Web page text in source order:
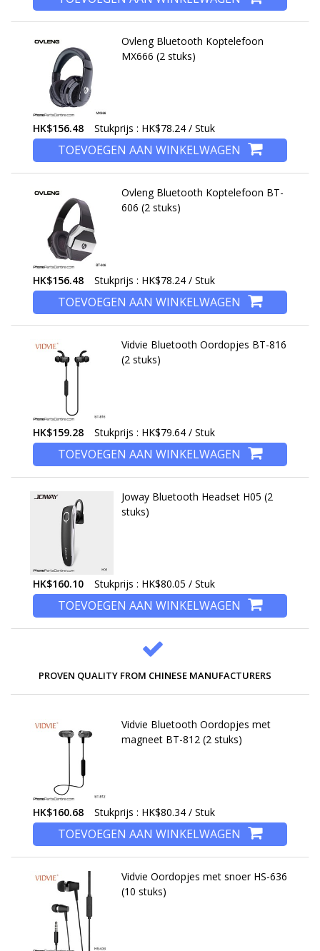
Ovleng Bluetooth Koptelefoon
MX666 (2 stuks)
HK$156.48 Stukprijs : HK$78.24 / Stuk
TOEVOEGEN AAN WINKELWAGEN
Ovleng Bluetooth Koptelefoon BT-
606 (2 stuks)
HK$156.48 Stukprijs : HK$78.24 / Stuk
TOEVOEGEN AAN WINKELWAGEN
Vidvie Bluetooth Oordopjes BT-816
(2 stuks)
HK$159.28 Stukprijs : HK$79.64 / Stuk
TOEVOEGEN AAN WINKELWAGEN
Joway Bluetooth Headset H05 (2
stuks)
HK$160.10 Stukprijs : HK$80.05 / Stuk
TOEVOEGEN AAN WINKELWAGEN
PROVEN QUALITY FROM CHINESE MANUFACTURERS
Vidvie Bluetooth Oordopjes met
magneet BT-812 (2 stuks)
HK$160.68 Stukprijs : HK$80.34 / Stuk
TOEVOEGEN AAN WINKELWAGEN
Vidvie Oordopjes met snoer HS-636
(10 stuks)